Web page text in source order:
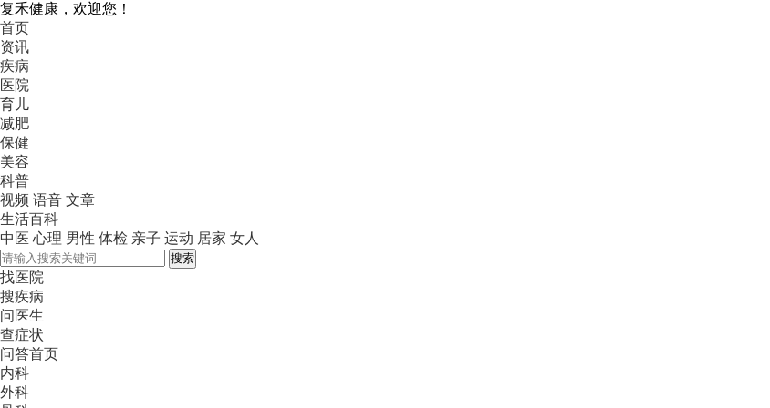
复禾健康，欢迎您！
首页
资讯
疾病
医院
育儿
减肥
保健
美容
科普
视频 语音 文章
生活百科
中医 心理 男性 体检 亲子 运动 居家 女人
搜索
找医院
搜疾病
问医生
查症状
问答首页
内科
外科